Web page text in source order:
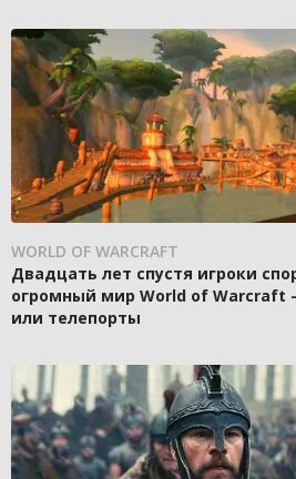
WORLD OF WARCRAFT
Двадцать лет спустя игроки
огромный мир World of Warcraft
или телепорты